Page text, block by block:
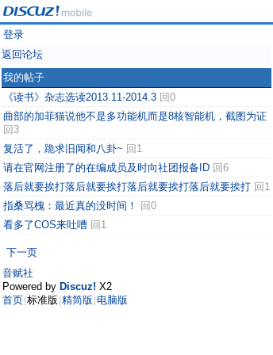
登录
返回论坛
我的帖子
《读书》杂志选读2013.11-2014.3 回0
曲部的加菲猫说他不是多功能机而是8核智能机，截图为证
回3
复活了，跪求旧闻和八卦~ 回1
请在官网注册了的在编成员及时向社团报备ID 回6
落后就要挨打落后就要挨打落后就要挨打落后就要挨打 回1
指桑骂槐：最近真的没时间！
回0
看多了COS来吐嘈 回1
下一页
音赋社
Powered by Discuz! X2
首页 标准版 精简版 电脑版